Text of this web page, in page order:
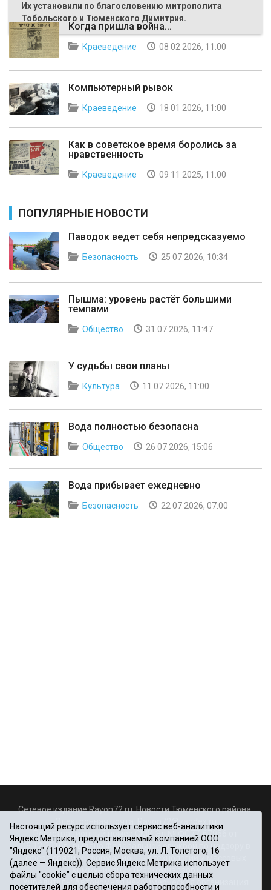
Их установили по благословению митрополита
Тобольского и Тюменского Димитрия.
Когда пришла война...
Краеведение 08 02 2026, 11:00
Компьютерный рывок
Краеведение 18 01 2026, 11:00
Как в советское время боролись за
нравственность
Краеведение 09 11 2025, 11:00
ПОПУЛЯРНЫЕ НОВОСТИ
Паводок ведет себя непредсказуемо
Безопасность 25 07 2026, 10:34
Пышма: уровень растёт большими
темпами
Общество 31 07 2026, 11:47
У судьбы свои планы
Культура 11 07 2026, 11:00
Вода полностью безопасна
Общество 26 07 2026, 15:06
Вода прибывает ежедневно
Безопасность 22 07 2026, 07:00
Сетевое издание Rayon72.ru. Новости Тюменского района.
Rayon72@yandex.ru
Регистрационный номер СМИ Эл № ФС77-67956 от
06.12.2016г., выдано Федеральной службой по надзору в
сфере связи, информационных технологий и массовых
коммуникаций (Роскомнадзор)
Учредитель: Автономная некоммерческая организация
Настоящий ресурс использует сервис веб-аналитики
Яндекс.Метрика, предоставляемый компанией ООО
"Яндекс" (119021, Россия, Москва, ул. Л. Толстого, 16
(далее — Яндекс)). Сервис Яндекс.Метрика использует
файлы "cookie" с целью сбора технических данных
посетителей для обеспечения работоспособности и